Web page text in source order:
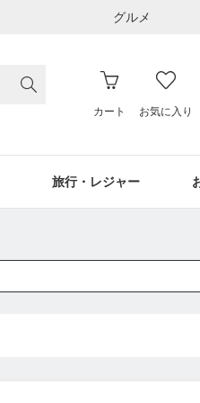
グルメ
カート お気に入り
旅行・レジャー